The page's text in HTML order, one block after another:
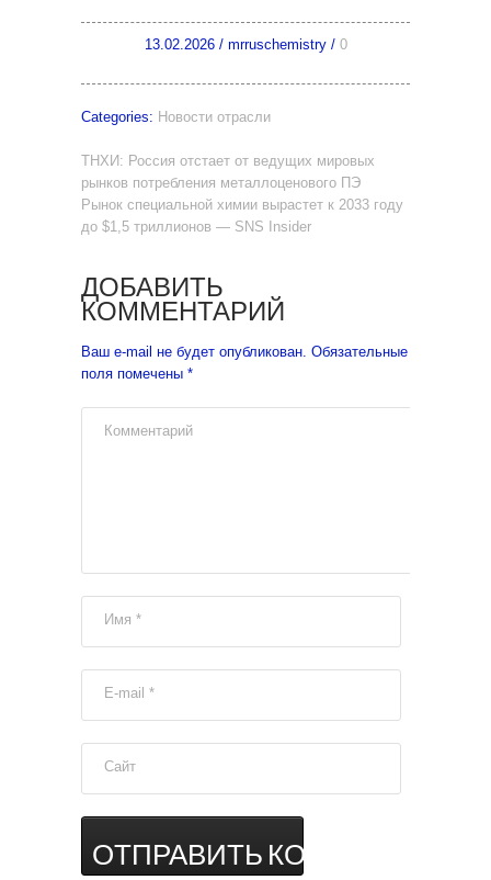
13.02.2026/ mrruschemistry/ 0
Categories: Новости отрасли
ТНХИ: Россия отстает от ведущих мировых
рынков потребления металлоценового ПЭ
Рынок специальной химии вырастет к 2033 году
до $1,5 триллионов — SNS Insider
ДОБАВИТЬ
КОММЕНТАРИЙ
Ваш e-mail не будет опубликован. Обязательные
поля помечены *
Комментарий
Имя *
E-mail *
Сайт